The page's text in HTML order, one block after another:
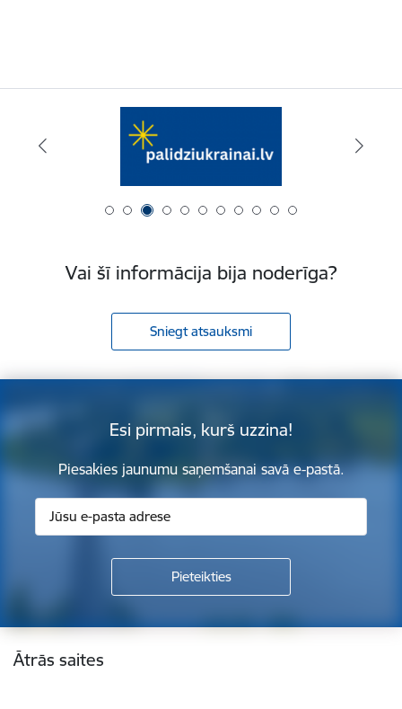
Vai šī informācija bija noderīga?
Sniegt atsauksmi
Esi pirmais, kurš uzzina!
Piesakies jaunumu saņemšanai savā e-pastā.
Kājene
Ātrās saites